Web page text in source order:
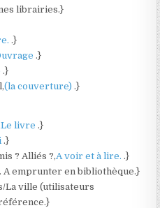
librairies.}
.}
.}
.}
(la couverture).}
Le livre.}
.}
? Alliés ?,A voir et à lire..}
. A emprunter en bibliothèque.}
La ville (utilisateurs